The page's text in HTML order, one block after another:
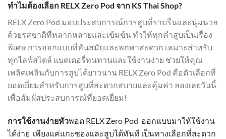
ทำไมต้องเลือก RELX Zero Pod จาก KS Thai Shop?
RELX Zero Pod มอบประสบการณ์การสูบที่ราบรื่นและนุ่มนวล
ด้วยรสชาติที่หลากหลายและเข้มข้น ทำให้ทุกคำสูบเป็นเรื่อง
พิเศษ การออกแบบที่ทันสมัยและพกพาสะดวก เหมาะสำหรับ
ทุกไลฟ์สไตล์ แบตเตอรี่ทนทานและใช้งานง่าย ช่วยให้คุณ
เพลิดเพลินกับการสูบได้ยาวนาน RELX Zero Pod คือตัวเลือกที่
ยอดเยี่ยมสำหรับการสูบที่สะดวกสบายและคุ้มค่า ลองเลยวันนี้
เพื่อสัมผัสประสบการณ์ที่ยอดเยี่ยม!
การใช้งานง่ายหัวพอต RELX Zero Pod ออกแบบมาให้ใช้งาน
ได้ง่าย เพียงแค่แกะซองและสูบได้ทันที เป็นทางเลือกที่สะดวก